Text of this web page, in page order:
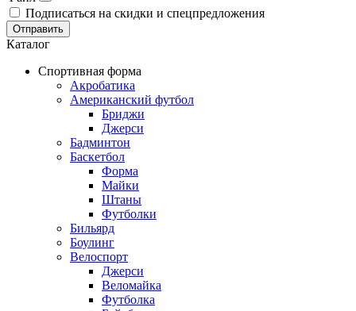
Подписаться на скидки и спецпредложения
Отправить
Каталог
Спортивная форма
Акробатика
Американский футбол
Бриджи
Джерси
Бадминтон
Баскетбол
Форма
Майки
Штаны
Футболки
Бильярд
Боулинг
Велоспорт
Джерси
Веломайка
Футболка